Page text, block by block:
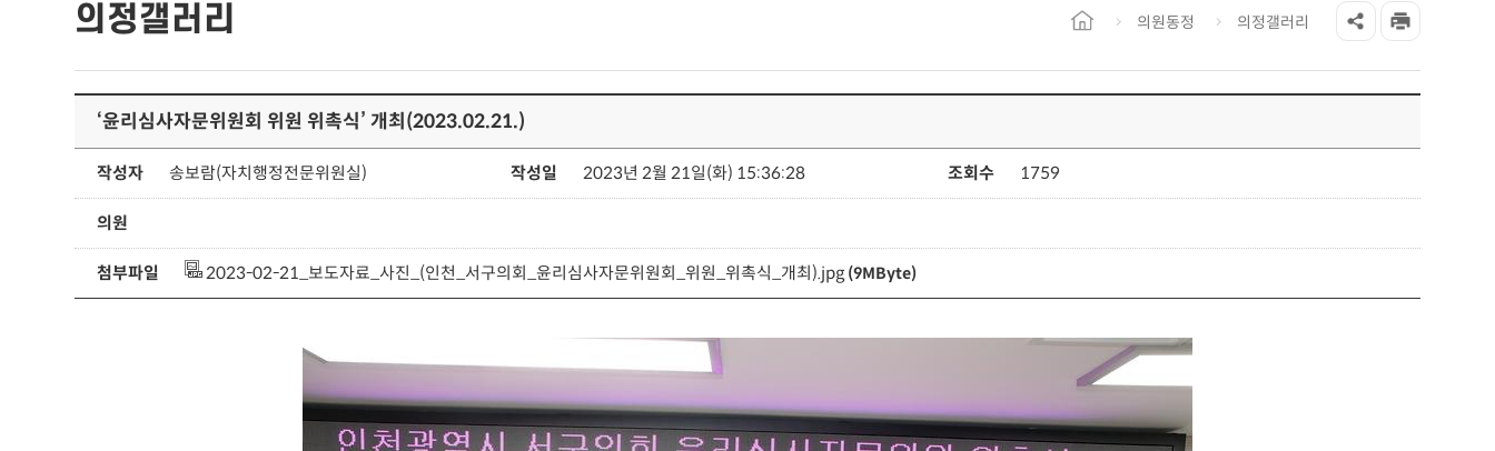
의정갤러리 의원동정 의정갤러리
‘윤리심사자문위원회 위원 위촉식’ 개최(2023.02.21.)
작성자 송보람(자치행정전문위원실) 작성일 2023년 2월 21일(화) 15:36:28 조회수 1759
의원
첨부파일 2023-02-21_보도자료_사진_(인천_서구의회_윤리심사자문위원회_위원_위촉식_개최).jpg (9MByte)